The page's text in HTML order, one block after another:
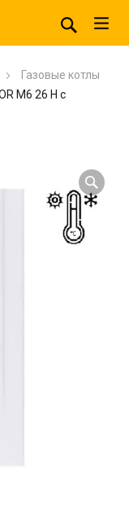
Газовые котлы
M6 26 H с